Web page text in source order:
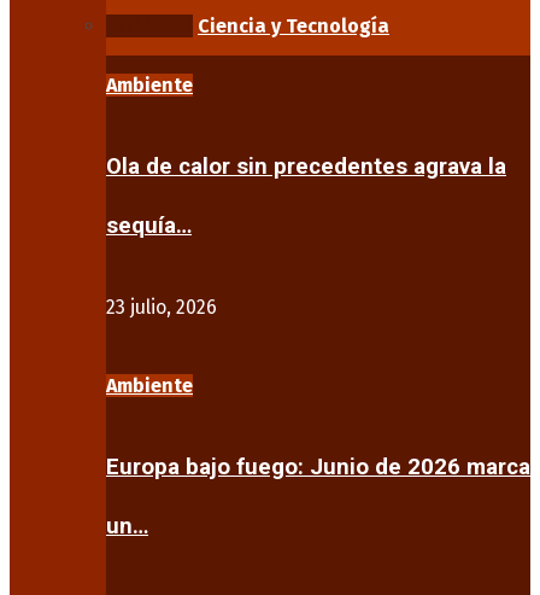
Ciencia y Tecnología
Ambiente
Ola de calor sin precedentes agrava la
sequía…
23 julio, 2026
Ambiente
Europa bajo fuego: Junio de 2026 marca
un…